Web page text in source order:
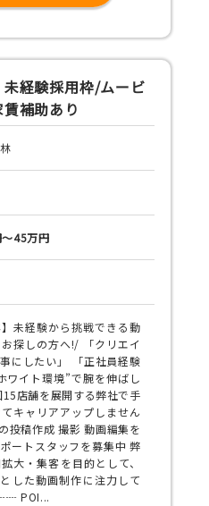
未経験採用枠/ムービ
補助あり
45万円
】未経験から挑戦できる動
探しの方へ!/ 「クリエイ
にしたい」 「正社員経験
ワイト環境”で腕を伸ばし
15店舗を展開する弊社で手
キャリアアップしません
投稿作成 撮影 動画編集を
ートスタッフを募集中 弊
大・集客を目的として、
した動画制作に注力して
POI...